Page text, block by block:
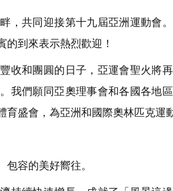
，共同迎接第十九屆亞洲運動會
的到來表示熱烈歡迎！
和團圓的日子，亞運會聖火將
我們願同亞奧理事會和各國各地
盛會，為亞洲和國際奧林匹克運
容的美好嚮往。